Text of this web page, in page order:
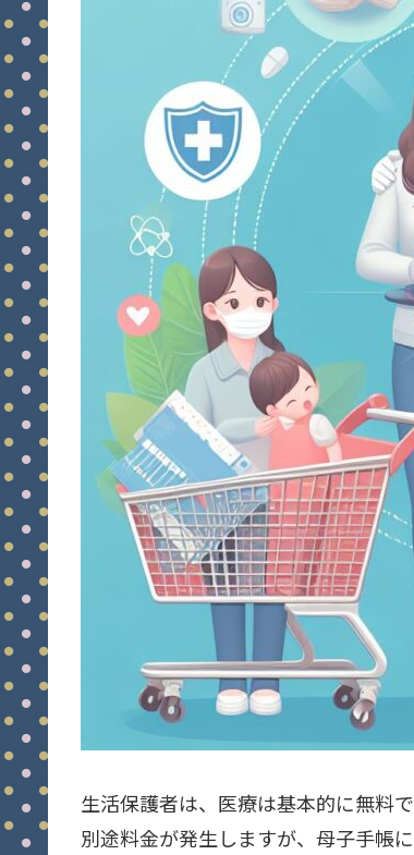
生活保護者は、医療は基本的に無料
別途料金が発生しますが、母子手帳